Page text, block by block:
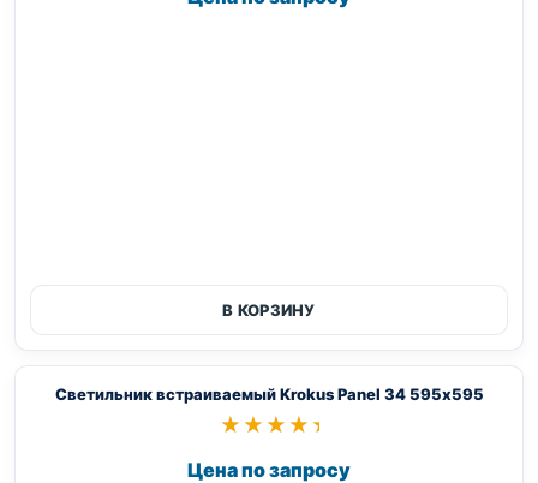
В КОРЗИНУ
Светильник встраиваемый Krokus Panel 34 595х595
★★★★★
★★★★★
Цена по запросу